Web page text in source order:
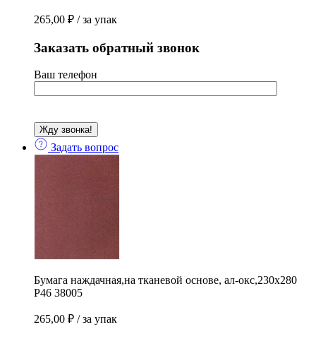
265,00 ₽ / за упак
Заказать обратный звонок
Ваш телефон
Задать вопрос
Бумага наждачная,на тканевой основе, ал-окс,230х280
Р46 38005
265,00 ₽ / за упак